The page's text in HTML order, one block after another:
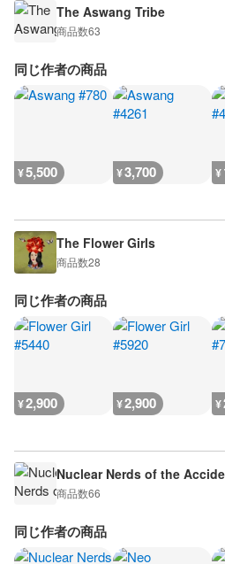
The Aswang Tribe
商品数63
同じ作者の商品
¥5,500 ¥3,700 ¥
The Flower Girls
商品数28
同じ作者の商品
¥2,900 ¥2,900 ¥
Nuclear Nerds of the
商品数66
同じ作者の商品